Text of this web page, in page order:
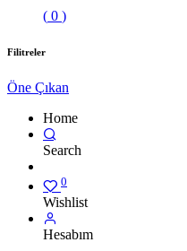
( 0 )
Filitreler
Öne Çıkan
Home
Search
0
Wishlist
Hesabım